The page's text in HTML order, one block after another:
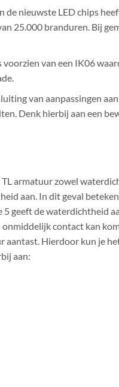
de nieuwste LED chips
25.000 branduren. Bij
van een IK06
van aanpassingen
Denk hierbij aan een
armatuur zowel
aan. In dit geval
geeft de waterdichtheid
contact kan
aantast. Hierdoor kun je
aan: